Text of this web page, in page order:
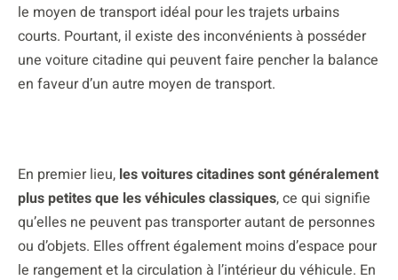
le moyen de transport idéal pour les trajets urbains
courts. Pourtant, il existe des inconvénients à posséder
une voiture citadine qui peuvent faire pencher la balance
en faveur d’un autre moyen de transport.
En premier lieu, les voitures citadines sont généralement
plus petites que les véhicules classiques, ce qui signifie
qu’elles ne peuvent pas transporter autant de personnes
ou d’objets. Elles offrent également moins d’espace pour
le rangement et la circulation à l’intérieur du véhicule. En